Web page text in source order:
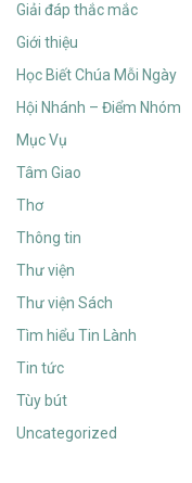
Giải đáp thắc mắc
Giới thiệu
Học Biết Chúa Mỗi Ngày
Hội Nhánh – Điểm Nhóm
Mục Vụ
Tâm Giao
Thơ
Thông tin
Thư viện
Thư viện Sách
Tìm hiểu Tin Lành
Tin tức
Tùy bút
Uncategorized